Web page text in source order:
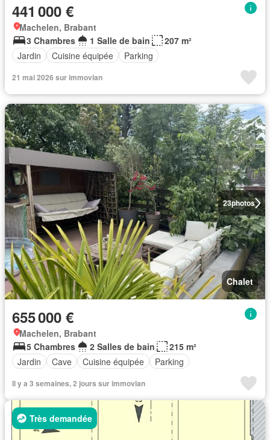
441 000 €
Machelen, Brabant
3 Chambres
1 Salle de bain
207 m²
Jardin
Cuisine équipée Parking
21 mai 2026 sur immovlan
23photos
Chalet
655 000 €
Machelen, Brabant
5 Chambres
2 Salles de bain
215 m²
Jardin
Cave Cuisine équipée Parking
Il y a 3 semaines, 2 jours sur immovlan
Très demandée